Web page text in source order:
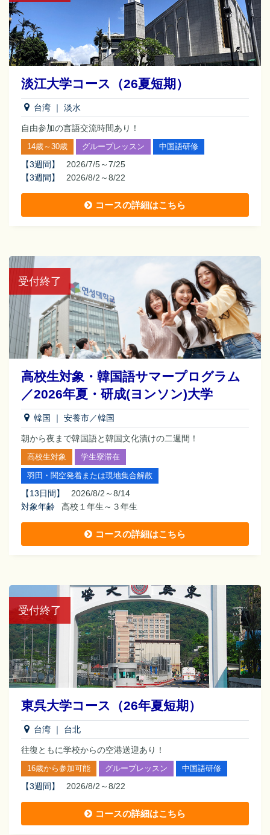
淡江大学コース（26夏短期）
台湾｜ 淡水
自由参加の言語交流時間あり！
14歳～30歳 グループレッスン 中国語研修
【3週間 】
2026/7/5～7/25
【3週間 】 2026/8/2～8/22
コースの詳細はこちら
受付終了
高校生対象・韓国語サマープログラム
／2026年夏・研成(ヨンソン)大学
韓国 ｜ 安養市／韓国
朝から夜まで韓国語と韓国文化漬けの二週間！
高校生対象 学生寮滞在
羽田・関空発着または現地集合解散
【13日間 】
2026/8/2～8/14
対象年齢
高校１年生～３年生
コースの詳細はこちら
受付終了
東呉大学コース（26年夏短期）
台湾｜ 台北
往復ともに学校からの空港送迎あり！
16歳から参加可能 グループレッスン 中国語研修
【3週間】 2026/8/2～8/22
コースの詳細はこちら